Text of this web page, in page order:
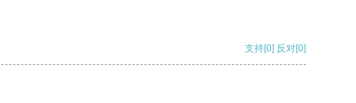
支持[0] 反对[0]